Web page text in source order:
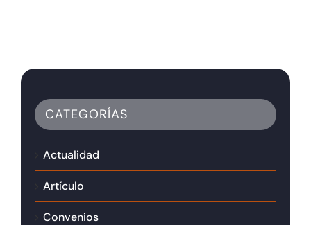
CATEGORÍAS
Actualidad
Artículo
Convenios